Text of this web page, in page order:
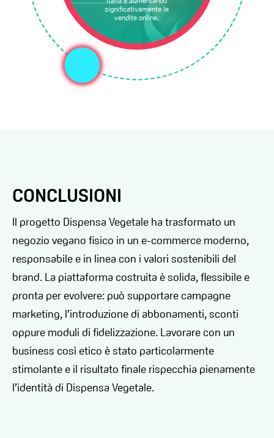
significativamente le
vendite online.
CONCLUSIONI
Il progetto Dispensa Vegetale ha trasformato un
negozio vegano fisico in un e-commerce moderno,
responsabile e in linea con i valori sostenibili del
brand. La piattaforma costruita è solida, flessibile e
pronta per evolvere: può supportare campagne
marketing, l’introduzione di abbonamenti, sconti
oppure moduli di fidelizzazione. Lavorare con un
business così etico è stato particolarmente
stimolante e il risultato finale rispecchia pienamente
l’identità di Dispensa Vegetale.